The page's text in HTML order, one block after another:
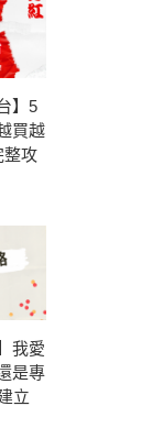
】5
買越
整攻
我愛
是專
立